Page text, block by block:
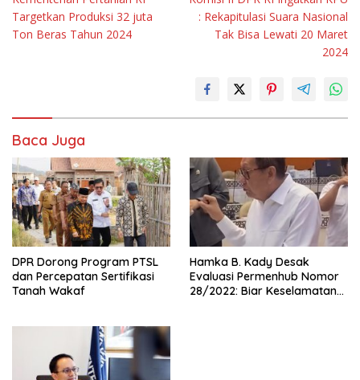
pos
Targetkan Produksi 32 juta
Ton Beras Tahun 2024
: Rekapitulasi Suara Nasional
Tak Bisa Lewati 20 Maret
2024
Baca Juga
DPR Dorong Program PTSL
dan Percepatan Sertifikasi
Tanah Wakaf
Hamka B. Kady Desak
Evaluasi Permenhub Nomor
28/2022: Biar Keselamatan